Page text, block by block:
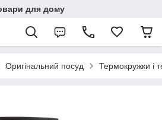
для дому
Оригінальний посуд Термокружки і